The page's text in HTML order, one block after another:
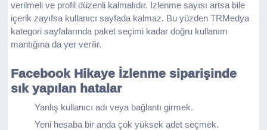
verilmeli ve profil düzenli kalmalıdır. Izlenme sayısı artsa bile
içerik zayıfsa kullanıcı sayfada kalmaz. Bu yüzden TRMedya
kategori sayfalarında paket seçimi kadar doğru kullanım
mantığına da yer verilir.
Facebook Hikaye İzlenme siparişinde
sık yapılan hatalar
Yanlış kullanıcı adı veya bağlantı girmek.
Yeni hesaba bir anda çok yüksek adet seçmek.